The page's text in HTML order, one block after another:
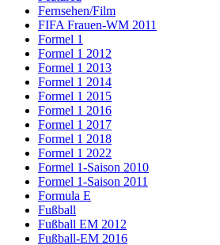
Fernsehen/Film
FIFA Frauen-WM 2011
Formel 1
Formel 1 2012
Formel 1 2013
Formel 1 2014
Formel 1 2015
Formel 1 2016
Formel 1 2017
Formel 1 2018
Formel 1 2022
Formel 1-Saison 2010
Formel 1-Saison 2011
Formula E
Fußball
Fußball EM 2012
Fußball-EM 2016